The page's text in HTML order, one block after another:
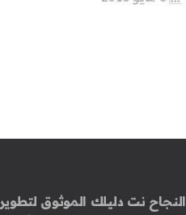
النجاح نت دليلك الموثوق لتطوير